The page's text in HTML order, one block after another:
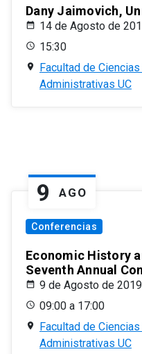
Dany Jaimovich,
14 de Agosto de
15:30
Facultad de
Administrativas UC
9 AGO
Conferencias
Economic History
Seventh Annual
9 de Agosto de 2019
09:00 a 17:00
Facultad de
Administrativas UC